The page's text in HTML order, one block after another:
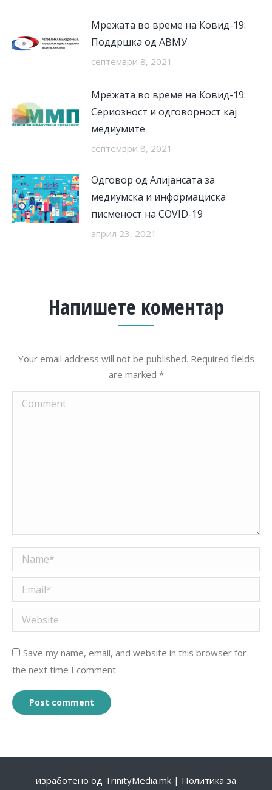
Мрежата во време на Ковид-19:
Поддршка од АВМУ
септември 8, 2021
Мрежата во време на Ковид-19:
Сериозност и одговорност кај
медиумите
септември 8, 2021
Одговор од Алијансата за
медиумска и информациска
писменост на COVID-19
април 23, 2021
Напишете коментар
Your email address will not be published. Required fields
are marked *
Comment
Name *
Email *
Website
Save my name, email, and website in this browser for
the next time I comment.
Post comment
изработено од TrinityMedia.mk | Политика за